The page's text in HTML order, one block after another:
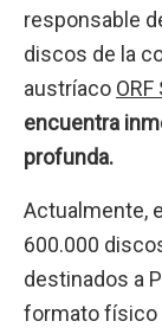
responsable
discos de la
austríaco
encuentra
profunda.
Actualmente,
600.000
destinados a
formato físico